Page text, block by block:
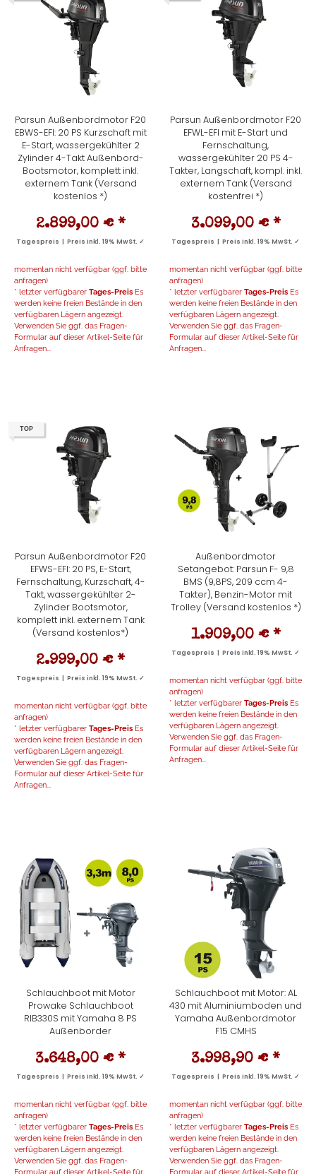
Parsun Außenbordmotor F20
EBWS-EFI: 20 PS Kurzschaft mit
E-Start, wassergekühlter 2
Zylinder 4-Takt Außenbord-
Bootsmotor, komplett inkl.
externem Tank (Versand
kostenlos *)
2.899,00 € *
Tagespreis | Preis inkl. 19% MwSt. ✓
momentan nicht verfügbar (ggf. bitte
anfragen)
* letzter verfügbarer Tages-Preis Es
werden keine freien Bestände in den
verfügbaren Lägern angezeigt.
Verwenden Sie ggf. das Fragen-
Formular auf dieser Artikel-Seite für
Anfragen...
Parsun Außenbordmotor F20
EFWL-EFI mit E-Start und
Fernschaltung,
wassergekühlter 20 PS 4-
Takter, Langschaft, kompl. inkl.
externem Tank (Versand
kostenfrei *)
3.099,00 € *
Tagespreis | Preis inkl. 19% MwSt. ✓
momentan nicht verfügbar (ggf. bitte
anfragen)
* letzter verfügbarer Tages-Preis Es
werden keine freien Bestände in den
verfügbaren Lägern angezeigt.
Verwenden Sie ggf. das Fragen-
Formular auf dieser Artikel-Seite für
Anfragen...
TOP
Parsun Außenbordmotor F20
EFWS-EFI: 20 PS, E-Start,
Fernschaltung, Kurzschaft, 4-
Takt, wassergekühlter 2-
Zylinder Bootsmotor,
komplett inkl. externem Tank
(Versand kostenlos*)
2.999,00 € *
Tagespreis | Preis inkl. 19% MwSt. ✓
momentan nicht verfügbar (ggf. bitte
anfragen)
* letzter verfügbarer Tages-Preis Es
werden keine freien Bestände in den
verfügbaren Lägern angezeigt.
Verwenden Sie ggf. das Fragen-
Formular auf dieser Artikel-Seite für
Anfragen...
Außenbordmotor
Setangebot: Parsun F- 9,8
BMS (9,8PS, 209 ccm 4-
Takter), Benzin-Motor mit
Trolley (Versand kostenlos *)
1.909,00 € *
Tagespreis | Preis inkl. 19% MwSt. ✓
momentan nicht verfügbar (ggf. bitte
anfragen)
* letzter verfügbarer Tages-Preis Es
werden keine freien Bestände in den
verfügbaren Lägern angezeigt.
Verwenden Sie ggf. das Fragen-
Formular auf dieser Artikel-Seite für
Anfragen...
Schlauchboot mit Motor
Prowake Schlauchboot
RIB330S mit Yamaha 8 PS
Außenborder
3.648,00 € *
Tagespreis | Preis inkl. 19% MwSt. ✓
momentan nicht verfügbar (ggf. bitte
anfragen)
* letzter verfügbarer Tages-Preis Es
werden keine freien Bestände in den
verfügbaren Lägern angezeigt.
Verwenden Sie ggf. das Fragen-
Schlauchboot mit Motor: AL
430 mit Aluminiumboden und
Yamaha Außenbordmotor
F15 CMHS
3.998,90 € *
Tagespreis | Preis inkl. 19% MwSt. ✓
momentan nicht verfügbar (ggf. bitte
anfragen)
* letzter verfügbarer Tages-Preis Es
werden keine freien Bestände in den
verfügbaren Lägern angezeigt.
Verwenden Sie ggf. das Fragen-